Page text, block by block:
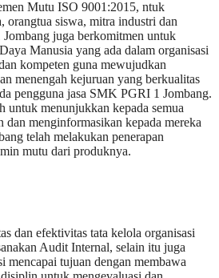
Mutu ISO 9001:2015, ntuk
orangtua siswa, mitra industri dan
juga berkomitmen untuk
Manusia yang ada dalam organisasi
kompeten guna mewujudkan
menengah kejuruan yang berkualitas
pengguna jasa SMK PGRI 1 Jombang.
untuk menunjukkan kepada semua
dan menginformasikan kepada mereka
telah melakukan penerapan
mutu dari produknya.
dan efektivitas tata kelola organisasi
Audit Internal, selain itu juga
mencapai tujuan dengan membawa